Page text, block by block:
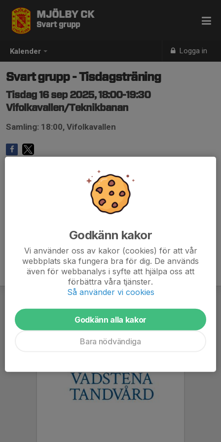
Kalender Logga in
MJÖLBY CK
Svart grupp
Svart grupp - Tisdagsträning
Tisdag 16 sep 2025, 18:00-19:30
Vifolkavallen/Teknikbanan
Samling: 18:00, Vifolkavallen
Godkänn kakor
Vi använder oss av kakor (cookies) för att vår
webbplats ska fungera bra för dig. De används
även för webbanalys i syfte att hjälpa oss att
förbättra våra tjänster.
Så använder vi cookies
Godkänn alla kakor
Bara nödvändiga